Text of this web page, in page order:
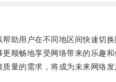
用户在不同地区间快速切换
顺畅地享受网络带来的乐趣和
的需求，将成为未来网络发